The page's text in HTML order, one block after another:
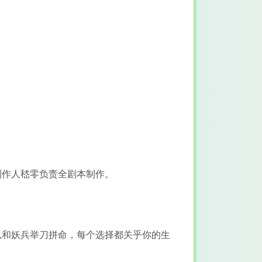
人嵇零负责全剧本制作。
妖兵举刀拼命，每个选择都关乎你的生